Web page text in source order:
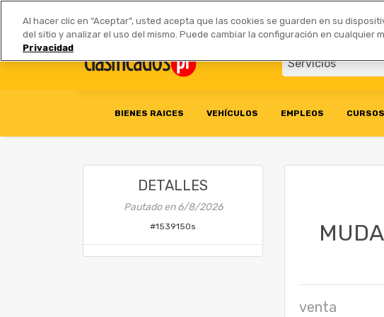
Anúnciate | Tarifas Socios Comerciales
BIENES RAICES VEHÍCULOS EMPLEOS CURSOS
DETALLES
Pautado en6/8/2026
#1539150s
venta
Al hacer clic en “Aceptar”, usted acepta que las cookies se guarden en su
del sitio y analizar el uso del mismo. Puede cambiar la configuración en cualquier
Privacidad